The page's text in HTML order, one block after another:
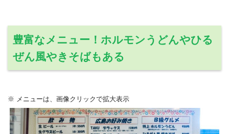
豊富なメニュー！ホルモンうどんやひる
ぜん風やきそばもある
※ メニューは、画像クリックで拡大表示